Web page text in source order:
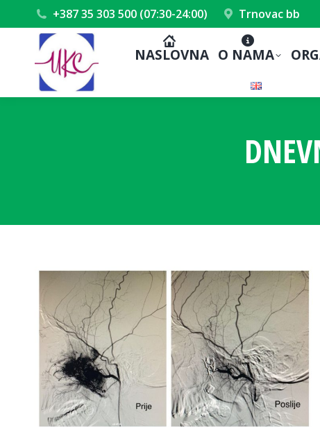
+387 35 303 500 (07:30-24:00) Trnovac bb
NASLOVNA O NAMA